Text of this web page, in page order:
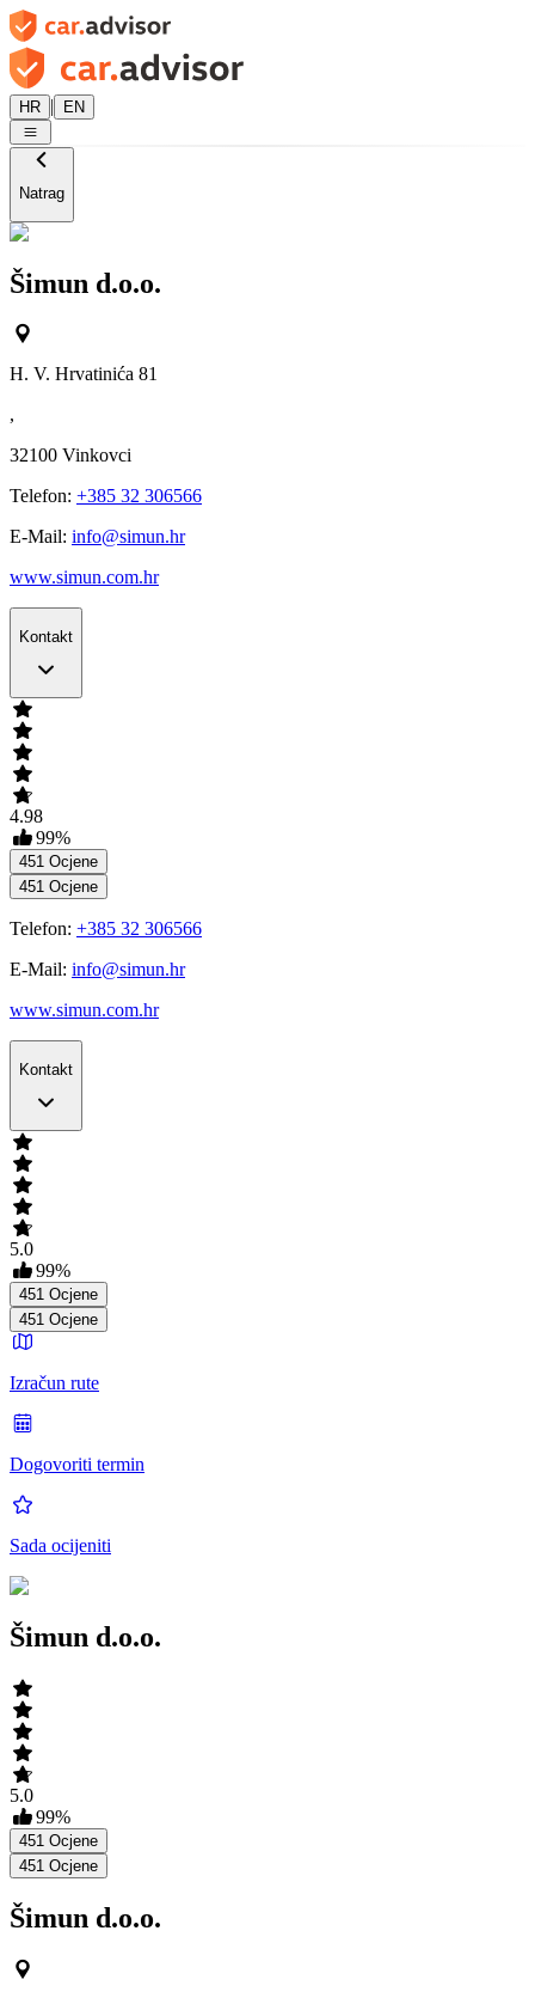
HR | EN
Natrag
Šimun d.o.o.
H. V. Hrvatinića 81
,
32100 Vinkovci
Telefon: +385 32 306566
E-Mail: info@simun.hr
www.simun.com.hr
Kontakt
4.98
99%
451 Ocjene
451 Ocjene
Telefon: +385 32 306566
E-Mail: info@simun.hr
www.simun.com.hr
Kontakt
5.0
99%
451 Ocjene
451 Ocjene
Izračun rute
Dogovoriti termin
Sada ocijeniti
Šimun d.o.o.
5.0
99%
451 Ocjene
451 Ocjene
Šimun d.o.o.